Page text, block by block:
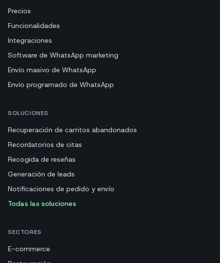
Precios
Funcionalidades
Integraciones
Software de WhatsApp marketing
Envío masivo de WhatsApp
Envío programado de WhatsApp
SOLUCIONES
Recuperación de carritos abandonados
Recordatorios de citas
Recogida de reseñas
Generación de leads
Notificaciones de pedido y envío
Todas las soluciones
SECTORES
E-commerce